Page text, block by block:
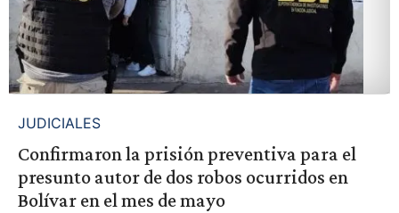
JUDICIALES
Confirmaron la prisión preventiva para el
presunto autor de dos robos ocurridos en
Bolívar en el mes de mayo